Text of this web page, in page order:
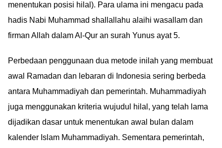
menentukan posisi hilal). Para ulama ini mengacu pada
hadis Nabi Muhammad shallallahu alaihi wasallam dan
firman Allah dalam Al-Qur an surah Yunus ayat 5.
Perbedaan penggunaan dua metode inilah yang membuat
awal Ramadan dan lebaran di Indonesia sering berbeda
antara Muhammadiyah dan pemerintah. Muhammadiyah
juga menggunakan kriteria wujudul hilal, yang telah lama
dijadikan dasar untuk menentukan awal bulan dalam
kalender Islam Muhammadiyah. Sementara pemerintah,